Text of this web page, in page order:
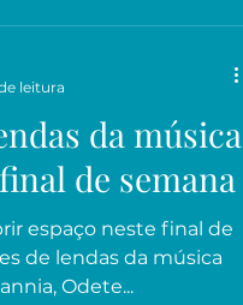
da música
de semana
espaço neste final de
de lendas da música
Odete...
leitura